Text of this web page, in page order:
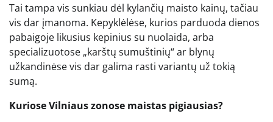
Tai tampa vis sunkiau dėl kylančių maisto kainų, tačiau
vis dar įmanoma. Kepyklėlėse, kurios parduoda dienos
pabaigoje likusius kepinius su nuolaida, arba
specializuotose „karštų sumuštinių“ ar blynų
užkandinėse vis dar galima rasti variantų už tokią
sumą.
Kuriose Vilniaus zonose maistas pigiausias?